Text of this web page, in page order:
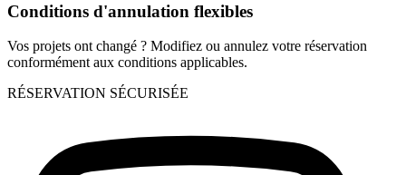
Conditions d'annulation flexibles
Vos projets ont changé ? Modifiez ou annulez votre réservation
conformément aux conditions applicables.
RÉSERVATION SÉCURISÉE